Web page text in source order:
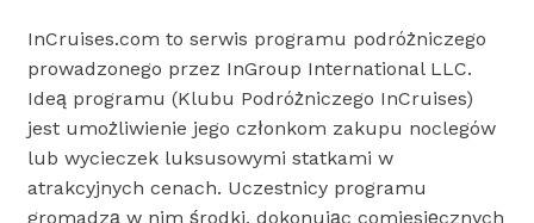
InCruises.com to serwis programu podróżniczego
prowadzonego przez InGroup International LLC.
Ideą programu (Klubu Podróżniczego InCruises)
jest umożliwienie jego członkom zakupu noclegów
lub wycieczek luksusowymi statkami w
atrakcyjnych cenach. Uczestnicy programu
gromadzą w nim środki, dokonując comiesięcznych